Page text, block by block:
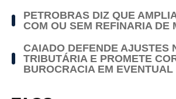
PETROBRAS DIZ QUE
COM OU SEM REFINARIA DE
CAIADO DEFENDE AJUSTES
TRIBUTÁRIA E PROMETE
BUROCRACIA EM EVENTUAL